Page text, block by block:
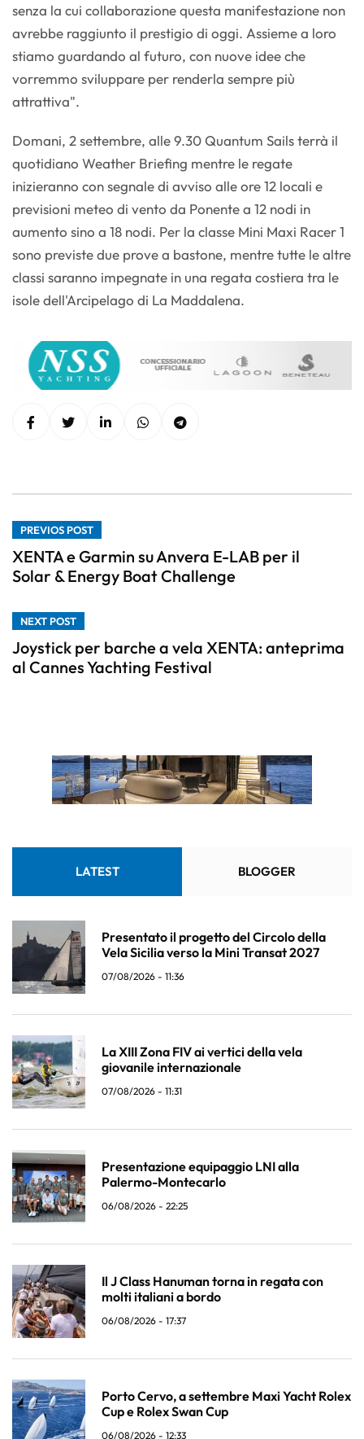
senza la cui collaborazione questa manifestazione non
avrebbe raggiunto il prestigio di oggi. Assieme a loro
stiamo guardando al futuro, con nuove idee che
vorremmo sviluppare per renderla sempre più
attrattiva".
Domani, 2 settembre, alle 9.30 Quantum Sails terrà il
quotidiano Weather Briefing mentre le regate
inizieranno con segnale di avviso alle ore 12 locali e
previsioni meteo di vento da Ponente a 12 nodi in
aumento sino a 18 nodi. Per la classe Mini Maxi Racer 1
sono previste due prove a bastone, mentre tutte le altre
classi saranno impegnate in una regata costiera tra le
isole dell'Arcipelago di La Maddalena.
PREVIOS POST
XENTA e Garmin su Anvera E-LAB per il
Solar & Energy Boat Challenge
NEXT POST
Joystick per barche a vela XENTA: anteprima
al Cannes Yachting Festival
LATEST BLOGGER
Presentato il progetto del Circolo della
Vela Sicilia verso la Mini Transat 2027
07/08/2026 - 11:36
La XIII Zona FIV ai vertici della vela
giovanile internazionale
07/08/2026 - 11:31
Presentazione equipaggio LNI alla
Palermo-Montecarlo
06/08/2026 - 22:25
Il J Class Hanuman torna in regata con
molti italiani a bordo
06/08/2026 - 17:37
Porto Cervo, a settembre Maxi Yacht Rolex
Cup e Rolex Swan Cup
06/08/2026 - 12:33